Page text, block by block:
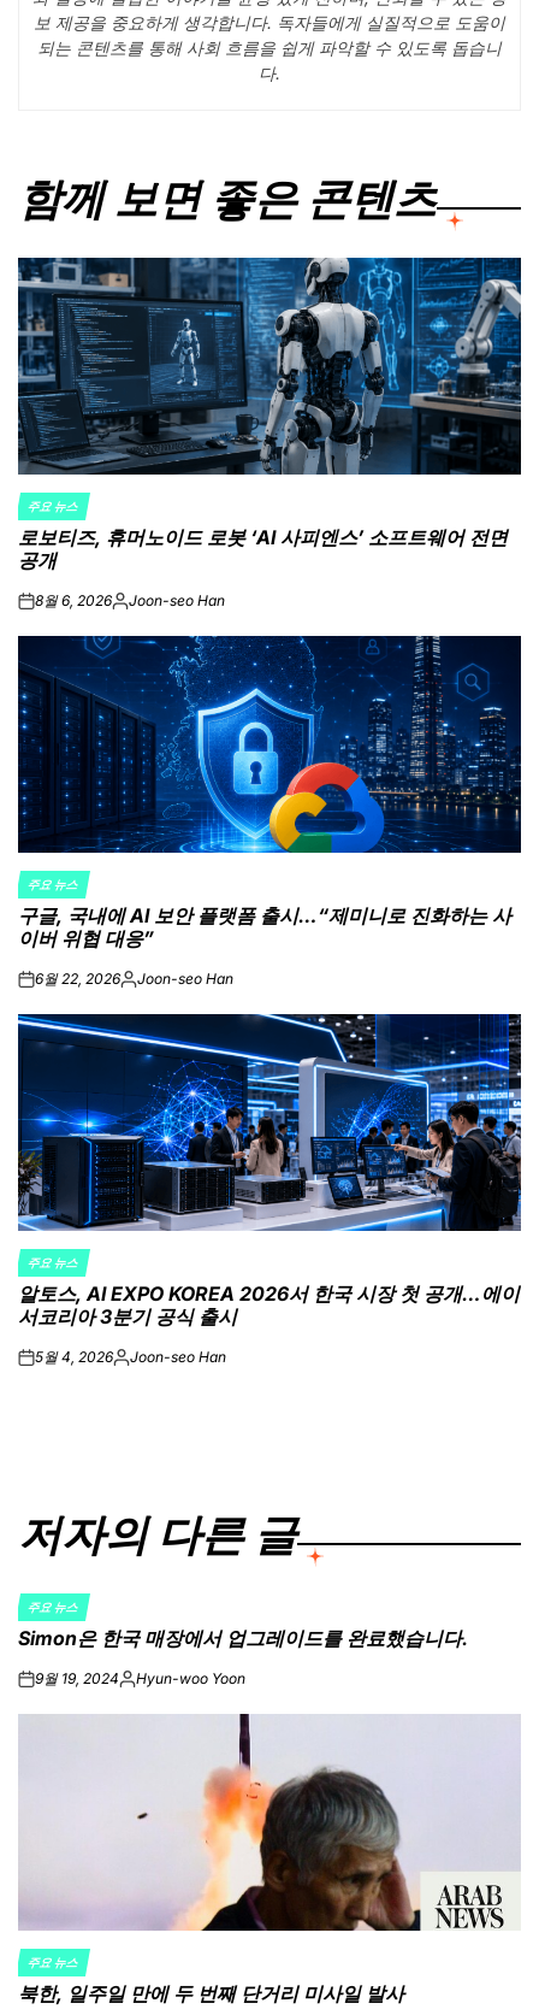
보 제공을 중요하게 생각합니다. 독자들에게 실질적으로 도움이
되는 콘텐츠를 통해 사회 흐름을 쉽게 파악할 수 있도록 돕습니
다.
함께 보면 좋은 콘텐츠
POSTED
IN
주요 뉴스
로보티즈, 휴머노이드 로봇 ‘AI 사피엔스’ 소프트웨어 전면
공개
on8월 6, 2026Posted
Joon-seo Han
POSTED
IN
주요 뉴스
구글, 국내에 AI 보안 플랫폼 출시…“제미니로 진화하는 사
이버 위협 대응”
on6월 22, 2026Posted
Joon-seo Han
POSTED
IN
주요 뉴스
알토스, AI EXPO KOREA 2026서 한국 시장 첫 공개…에이
서코리아 3분기 공식 출시
on5월 4, 2026Posted
Joon-seo Han
저자의 다른 글
POSTED
IN
주요 뉴스
Simon은 한국 매장에서 업그레이드를 완료했습니다.
on9월 19, 2024Posted
Hyun-woo Yoon
POSTED
IN
주요 뉴스
북한, 일주일 만에 두 번째 단거리 미사일 발사